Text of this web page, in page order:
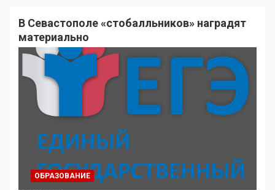
В Севастополе «стобалльников» наградят
материально
ОБРАЗОВАНИЕ